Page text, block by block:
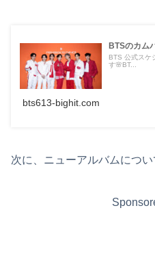
BTSのカム
BTS 公式スケ
す🌸BT...
bts613-bighit.com
次に、ニューアルバムにつ